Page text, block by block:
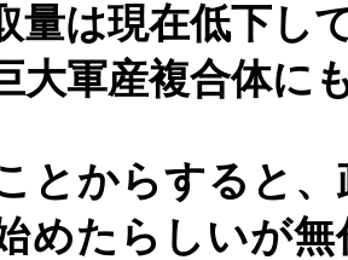
量は現在低下し
大軍産複合体に
とからすると
めたらしいが